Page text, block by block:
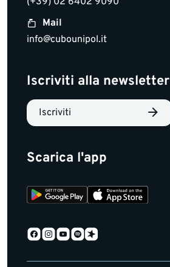
Mail
info@cubounipol.it
Iscriviti alla newsletter
Iscriviti
Scarica l'app